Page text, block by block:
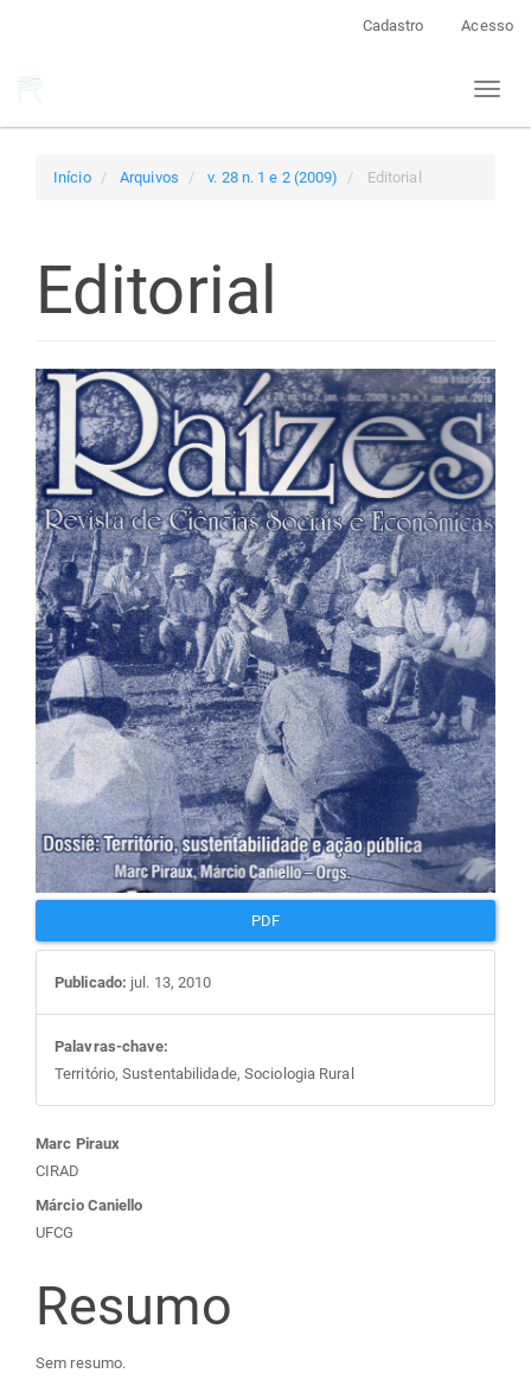
Cadastro Acesso
Toggle
Início Arquivos v. 28 n. 1 e 2 (2009) Editorial
Editorial
Barra
lateral
de
artigos
PDF
Publicado: jul. 13, 2010
Palavras-chave:
Território, Sustentabilidade, Sociologia Rural
Conteúdo
do
artigo
principal
Marc Piraux
CIRAD
Márcio Caniello
UFCG
Resumo
Sem resumo.